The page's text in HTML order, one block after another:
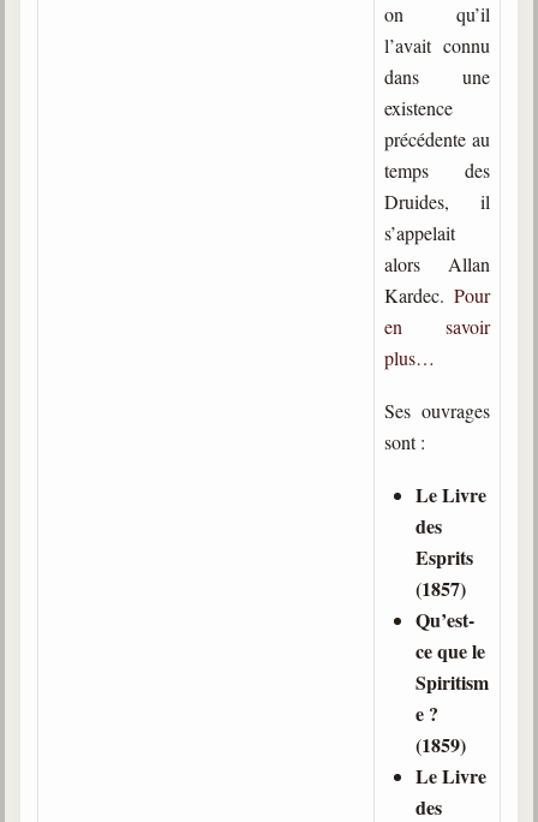
on qu’il
l’avait connu
dans une
existence
précédente au
temps des
Druides, il
s’appelait
alors Allan
Kardec. Pour
en savoir
plus…
Ses ouvrages
sont :
Le Livre
des
Esprits
(1857)
Qu’est-
ce que le
Spiritism
e ?
(1859)
Le Livre
des